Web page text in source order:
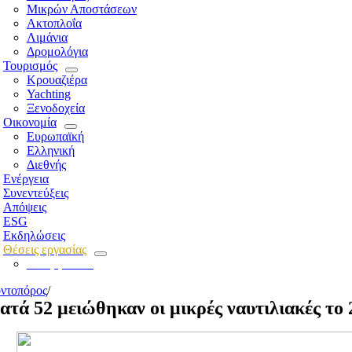
Μικρών Αποστάσεων
Ακτοπλοΐα
Λιμάνια
Δρομολόγια
Τουρισμός
Κρουαζιέρα
Yachting
Ξενοδοχεία
Οικονομία
Ευρωπαϊκή
Ελληνική
Διεθνής
Ενέργεια
Συνεντεύξεις
Απόψεις
ESG
Εκδηλώσεις
Θέσεις εργασίας
/
52 μειώθηκαν οι μικρές ναυτιλιακές το